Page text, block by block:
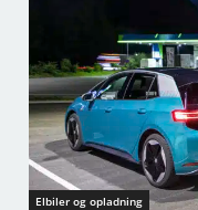
Elbiler og opladning